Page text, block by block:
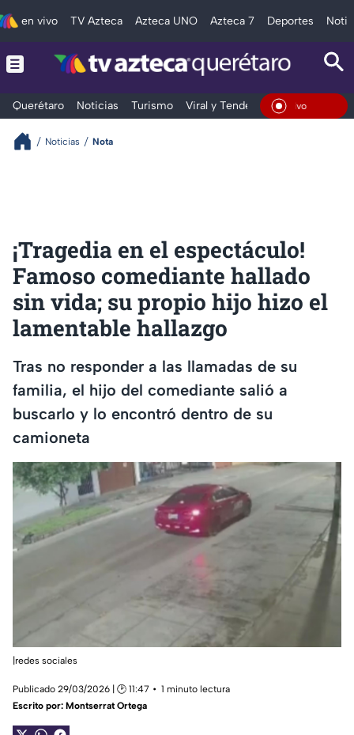
en vivo TV Azteca Azteca UNO Azteca 7 Deportes
Querétaro Noticias Turismo Viral y Tendencia Clima En
Noticias Nota
¡Tragedia en el espectáculo!
Famoso comediante hallado
sin vida; su propio hijo hizo el
lamentable hallazgo
Tras no responder a las llamadas de su
familia, el hijo del comediante salió a
buscarlo y lo encontró dentro de su
camioneta
|redes sociales
Publicado 29/03/2026 | 🕑 11:47
1 minuto lectura
Escrito por: Montserrat Ortega